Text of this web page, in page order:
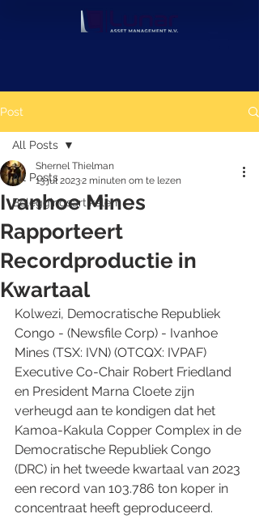
Post
All Posts
Beleggingsartikelen
All Posts
Ivanhoe Mines
Rapporteert
Recordproductie in
Kwartaal
Shernel Thielman
13 jul 20232 minuten om te lezen
Kolwezi, Democratische Republiek
Congo - (Newsfile Corp) - Ivanhoe
Mines (TSX: IVN) (OTCQX: IVPAF)
Executive Co-Chair Robert Friedland
en President Marna Cloete zijn
verheugd aan te kondigen dat het
Kamoa-Kakula Copper Complex in de
Democratische Republiek Congo
(DRC) in het tweede kwartaal van 2023
een record van 103.786 ton koper in
concentraat heeft geproduceerd.